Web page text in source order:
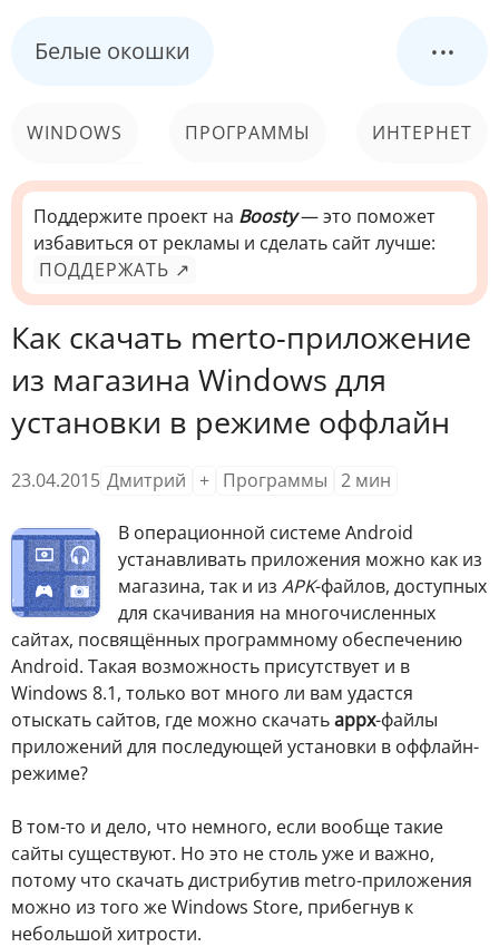
Белые окошки ...
WINDOWS ПРОГРАММЫ ИНТЕРНЕТ
КОМПЬЮТЕР
СИСТЕМА
Поддержите проект на Boosty— это поможет
избавиться от рекламы и сделать сайт лучше:
ПОДДЕРЖАТЬ ↗
Как скачать merto-приложение
из магазина Windows для
установки в режиме оффлайн
23.04.2015 Дмитрий + Программы 2 мин
В операционной системе Android
устанавливать приложения можно как из
магазина, так и из APK-файлов, доступных
для скачивания на многочисленных
сайтах, посвящённых программному обеспечению
Android. Такая возможность присутствует и в
Windows 8.1, только вот много ли вам удастся
отыскать сайтов, где можно скачатьappx-файлы
приложений для последующей установки в оффлайн-
режиме?
В том-то и дело, что немного, если вообще такие
сайты существуют. Но это не столь уже и важно,
потому что скачать дистрибутив metro-приложения
можно из того же Windows Store, прибегнув к
небольшой хитрости.